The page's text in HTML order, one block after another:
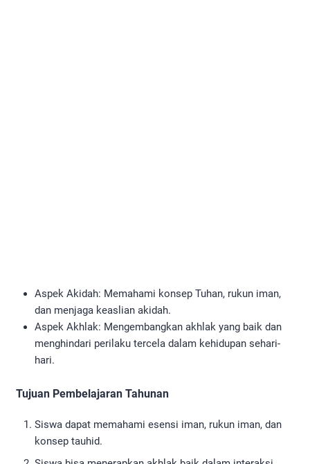
Aspek Akidah: Memahami konsep Tuhan, rukun iman,
dan menjaga keaslian akidah.
Aspek Akhlak: Mengembangkan akhlak yang baik dan
menghindari perilaku tercela dalam kehidupan sehari-
hari.
Tujuan Pembelajaran Tahunan
Siswa dapat memahami esensi iman, rukun iman, dan
konsep tauhid.